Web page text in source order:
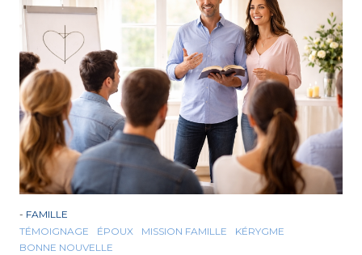
- FAMILLE
TÉMOIGNAGE
ÉPOUX MISSION FAMILLE
KÉRYGME
BONNE NOUVELLE